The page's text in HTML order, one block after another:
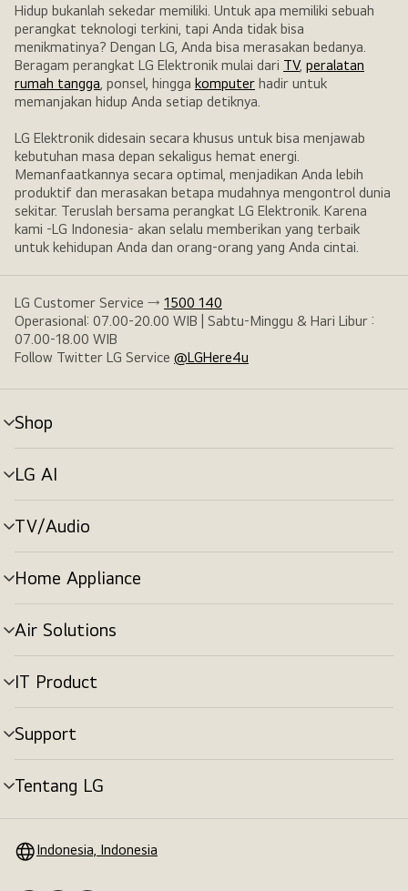
Hidup bukanlah sekedar memiliki. Untuk apa memiliki sebuah
perangkat teknologi terkini, tapi Anda tidak bisa
menikmatinya? Dengan LG, Anda bisa merasakan bedanya.
Beragam perangkat LG Elektronik mulai dari TV, peralatan
rumah tangga, ponsel, hingga komputer hadir untuk
memanjakan hidup Anda setiap detiknya.
LG Elektronik didesain secara khusus untuk bisa menjawab
kebutuhan masa depan sekaligus hemat energi.
Memanfaatkannya secara optimal, menjadikan Anda lebih
produktif dan merasakan betapa mudahnya mengontrol dunia
sekitar. Teruslah bersama perangkat LG Elektronik. Karena
kami -LG Indonesia- akan selalu memberikan yang terbaik
untuk kehidupan Anda dan orang-orang yang Anda cintai.
LG Customer Service → 1500 140
Operasional: 07.00-20.00 WIB | Sabtu-Minggu & Hari Libur :
07.00-18.00 WIB
Follow Twitter LG Service @LGHere4u
Shop
tombol
menu
LG AI
tombol
menu
TV/Audio
tombol
menu
Home Appliance
tombol
menu
Air Solutions
tombol
menu
IT Product
tombol
menu
Support
tombol
menu
Tentang LG
tombol
Indonesia, Indonesia